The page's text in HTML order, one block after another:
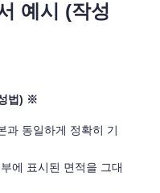
예시 (작성
법) ※
과 동일하게 정확히 기
에 표시된 면적을 그대